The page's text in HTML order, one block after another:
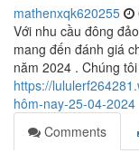
mathenxqk620255
Với nhu cầu đông
mang đến đánh giá
năm 2024 . Chúng
https://
hôm-nay-25-04-2024
Comments